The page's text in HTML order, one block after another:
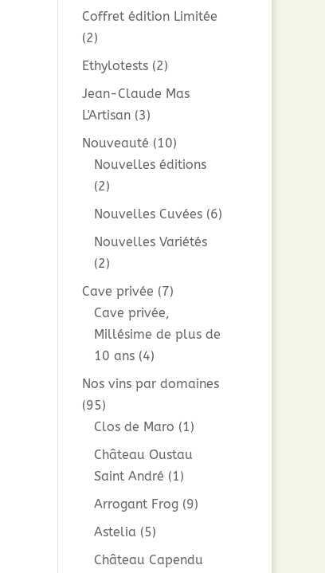
Coffret édition Limitée
(2)
Ethylotests (2)
Jean-Claude Mas
L'Artisan (3)
Nouveauté (10)
Nouvelles éditions
(2)
Nouvelles Cuvées (6)
Nouvelles Variétés
(2)
Cave privée (7)
Cave privée,
Millésime de plus de
10 ans (4)
Nos vins par domaines
(95)
Clos de Maro (1)
Château Oustau
Saint André (1)
Arrogant Frog (9)
Astelia (5)
Château Capendu